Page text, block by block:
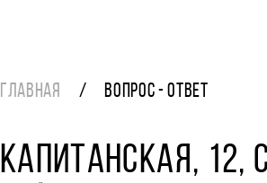
ГЛАВНАЯ ВОПРОС - ОТВЕТ
КАПИТАНСКАЯ, 12,